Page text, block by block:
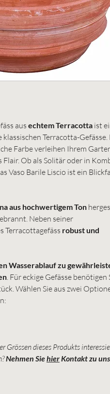
aus echtem Terracotta ist
Terracotta-Gefässe.
Farbe verleihen Ihrem
Flair. Ob als Solitär oder in
Vaso Barile Liscio ist ein
aus hochwertigem Ton
Neben seiner
Terracottagefäss robust und
Wasserablauf zu
. Für eckige Gefässe benötigen
Wählen Sie aus zwei
Grössen dieses Produkts
Nehmen Siehier Kontakt zu